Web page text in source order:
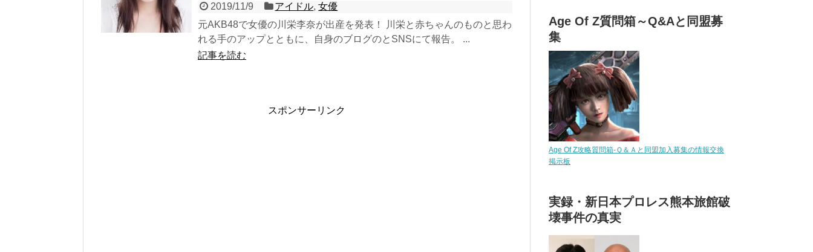
2019/11/9 アイドル,女優
元AKB48で女優の川栄李奈が出産を発表！ 川栄と赤ちゃんのものと思わ
れる手のアップとともに、自身のブログのとSNSにて報告。 ...
記事を読む
スポンサーリンク
Age Of Z質問箱～Q&Aと同盟募
集
Age Of Z攻略質問箱-Ｑ＆Ａと同盟加入募集の情報交換
掲示板
実録・新日本プロレス熊本旅館破
壊事件の真実